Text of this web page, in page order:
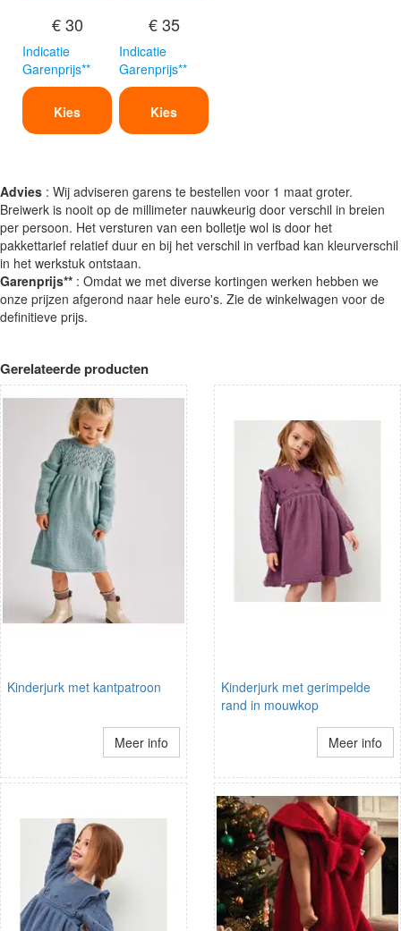
€ 30
Indicatie
Garenprijs**
Kies
€ 35
Indicatie
Garenprijs**
Kies
Advies : Wij adviseren garens te bestellen voor 1 maat groter.
Breiwerk is nooit op de millimeter nauwkeurig door verschil in breien
per persoon. Het versturen van een bolletje wol is door het
pakkettarief relatief duur en bij het verschil in verfbad kan kleurverschil
in het werkstuk ontstaan.
Garenprijs** : Omdat we met diverse kortingen werken hebben we
onze prijzen afgerond naar hele euro's. Zie de winkelwagen voor de
definitieve prijs.
Gerelateerde producten
Kinderjurk met kantpatroon
Meer info
Kinderjurk met gerimpelde
rand in mouwkop
Meer info